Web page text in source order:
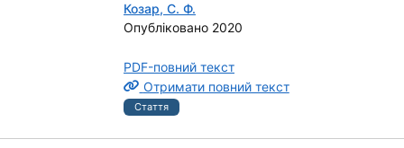
Козар, С. Ф.
Опубліковано 2020
PDF-повний текст
Отримати повний текст
Стаття